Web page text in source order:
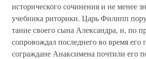
исторического сочинения и не менее
учебника риторики. Царь Филипп
тание своего сына Александра, и, по
сопрово­ждал последнего во время его
сограждане Анаксимена почтили его